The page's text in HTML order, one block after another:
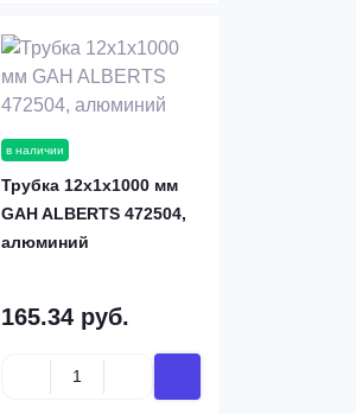
в наличии
Трубка 12х1х1000 мм
GAH ALBERTS 472504,
алюминий
165.34 руб.